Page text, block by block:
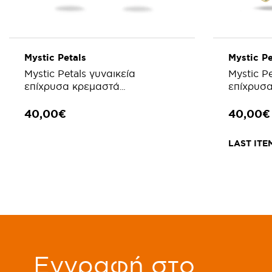
Mystic Petals
Mystic Petals γυναικεία
επίχρυσα κρεμαστά
σμάλτο
40,00€
Mystic
Mystic
πράσινο
40,00€
LAST
Eγγραφή στο